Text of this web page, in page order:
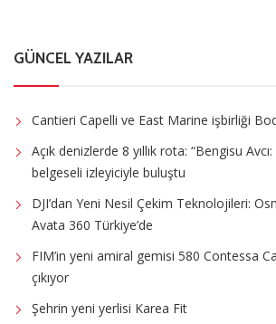
GÜNCEL YAZILAR
Cantieri Capelli ve East Marine işbirliği
Açık denizlerde 8 yıllık rota: “Bengisu Avcı:
belgeseli izleyiciyle buluştu
DJI’dan Yeni Nesil Çekim Teknolojileri:
Avata 360 Türkiye’de
FIM’in yeni amiral gemisi 580 Contessa
çıkıyor
Şehrin yeni yerlisi Karea Fit